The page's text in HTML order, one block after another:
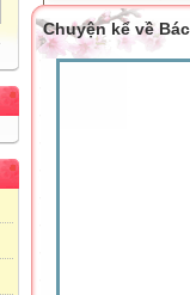
Chuyện kể về